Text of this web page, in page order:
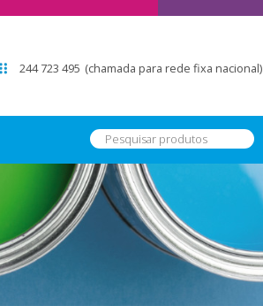
244 723 495 (chamada para rede fixa nacional)